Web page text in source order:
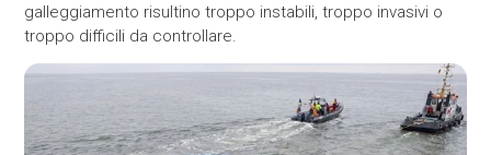
galleggiamento risultino troppo instabili, troppo invasivi o
troppo difficili da controllare.